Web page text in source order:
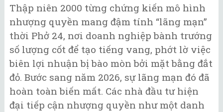
Thập niên 2000 từng chứng kiến mô hình
nhượng quyền mang đậm tính “lãng mạn”
thời Phở 24, nơi doanh nghiệp bành trướng
số lượng cốt để tạo tiếng vang, phớt lờ việc
biên lợi nhuận bị bào mòn bởi mặt bằng đắt
đỏ. Bước sang năm 2026, sự lãng mạn đó đã
hoàn toàn biến mất. Các nhà đầu tư hiện
đại tiếp cận nhượng quyền như một danh